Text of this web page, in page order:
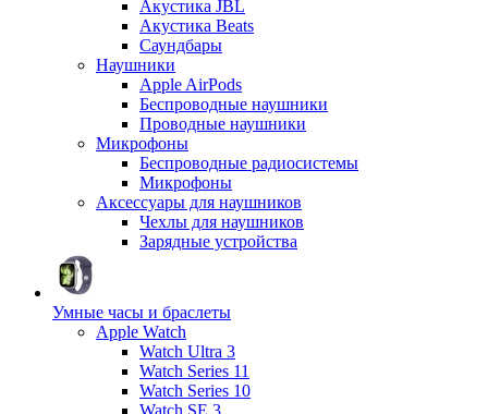
Акустика JBL
Акустика Beats
Саундбары
Наушники
Apple AirPods
Беспроводные наушники
Проводные наушники
Микрофоны
Беспроводные радиосистемы
Микрофоны
Аксессуары для наушников
Чехлы для наушников
Зарядные устройства
Умные часы и браслеты
Apple Watch
Watch Ultra 3
Watch Series 11
Watch Series 10
Watch SE 3